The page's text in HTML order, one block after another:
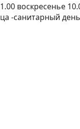
воскресенье
-санитарный день